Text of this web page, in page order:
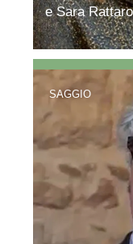
e Sara Rattaro
SAGGIO